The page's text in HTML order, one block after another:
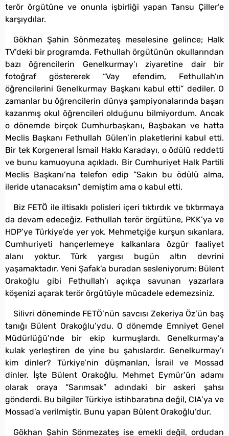
terör örgütüne ve onunla işbirliği yapan Tansu Çiller’e
karşıydılar.
Gökhan Şahin Sönmezateş meselesine gelince; Halk
TV’deki bir programda, Fethullah örgütünün okullarından
bazı öğrencilerin Genelkurmay’ı ziyaretine dair bir
fotoğraf göstererek “Vay efendim, Fethullah’ın
öğrencilerini Genelkurmay Başkanı kabul etti” dediler. O
zamanlar bu öğrencilerin dünya şampiyonalarında başarı
kazanmış okul öğrencileri olduğunu bilmiyordum. Ancak
o dönemde birçok Cumhurbaşkanı, Başbakan ve hatta
Meclis Başkanı Fethullah Gülen’in plaketlerini kabul etti.
Bir tek Korgeneral İsmail Hakkı Karadayı, o ödülü reddetti
ve bunu kamuoyuna açıkladı. Bir Cumhuriyet Halk Partili
Meclis Başkanı’na telefon edip “Sakın bu ödülü alma,
ileride utanacaksın” demiştim ama o kabul etti.
Biz FETÖ ile iltisaklı polisleri içeri tıktırdık ve tıktırmaya
da devam edeceğiz. Fethullah terör örgütüne, PKK’ya ve
HDP’ye Türkiye’de yer yok. Mehmetçiğe kurşun sıkanlara,
Cumhuriyeti hançerlemeye kalkanlara özgür faaliyet
alanı yoktur. Türk yargısı bugün altın devrini
yaşamaktadır. Yeni Şafak’a buradan sesleniyorum: Bülent
Orakoğlu gibi Fethullah’ı açıkça savunan yazarlara
köşenizi açarak terör örgütüyle mücadele edemezsiniz.
Silivri döneminde FETÖ’nün savcısı Zekeriya Öz’ün baş
tanığı Bülent Orakoğlu’ydu. O dönemde Emniyet Genel
Müdürlüğü’nde bir ekip kurmuşlardı. Genelkurmay’a
kulak yerleştiren de yine bu şahıslardır. Genelkurmay’ı
kim dinler? Türkiye’nin düşmanları, İsrail ve Mossad
dinler. İşte Bülent Orakoğlu, Mehmet Eymür’ün adamı
olarak oraya “Sarımsak” adındaki bir askeri şahsı
gönderdi. Bu bilgiler Türkiye istihbaratına değil, CIA’ya ve
Mossad’a verilmiştir. Bunu yapan Bülent Orakoğlu’dur.
Gökhan Şahin Sönmezateş ise emekli değil, ordudan